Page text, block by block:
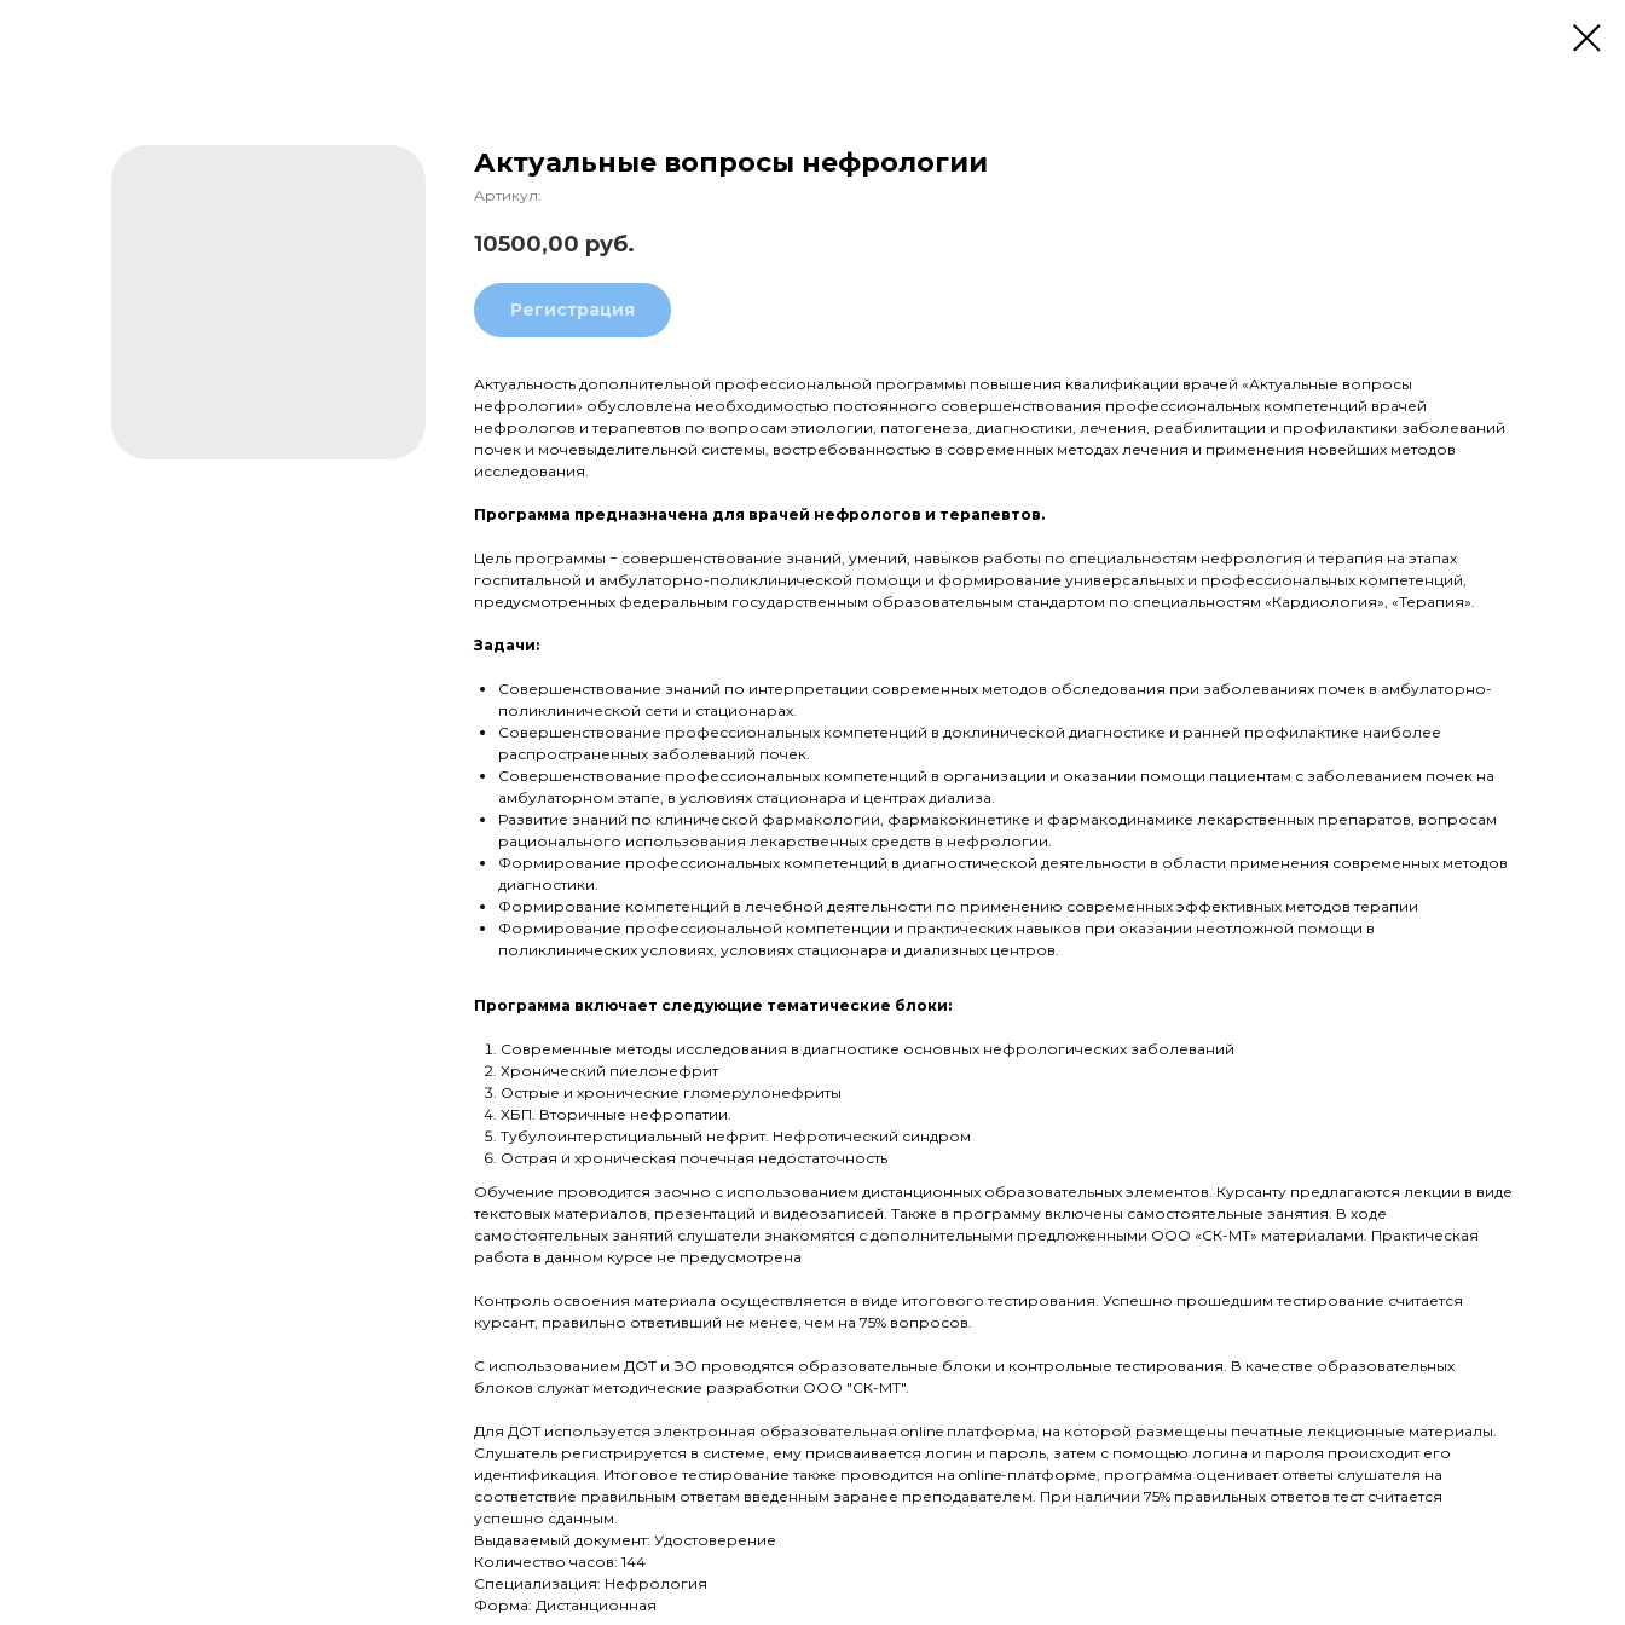
Актуальные вопросы нефрологии
Артикул:
10500,00 руб.
Регистрация
Актуальность дополнительной профессиональной программы повышения квалификации врачей «Актуальные вопросы
нефрологии» обусловлена необходимостью постоянного совершенствования профессиональных компетенций врачей
нефрологов и терапевтов по вопросам этиологии, патогенеза, диагностики, лечения, реабилитации и профилактики заболеваний
почек и мочевыделительной системы, востребованностью в современных методах лечения и применения новейших методов
исследования.
Программа предназначена для врачей нефрологов и терапевтов.
Цель программы − совершенствование знаний, умений, навыков работы по специальностям нефрология и терапия на этапах
госпитальной и амбулаторно-поликлинической помощи и формирование универсальных и профессиональных компетенций,
предусмотренных федеральным государственным образовательным стандартом по специальностям «Кардиология», «Терапия».
Задачи:
Совершенствование знаний по интерпретации современных методов обследования при заболеваниях почек в амбулаторно-
поликлинической сети и стационарах.
Совершенствование профессиональных компетенций в доклинической диагностике и ранней профилактике наиболее
распространенных заболеваний почек.
Совершенствование профессиональных компетенций в организации и оказании помощи пациентам с заболеванием почек на
амбулаторном этапе, в условиях стационара и центрах диализа.
Развитие знаний по клинической фармакологии, фармакокинетике и фармакодинамике лекарственных препаратов, вопросам
рационального использования лекарственных средств в нефрологии.
Формирование профессиональных компетенций в диагностической деятельности в области применения современных методов
диагностики.
Формирование компетенций в лечебной деятельности по применению современных эффективных методов терапии
Формирование профессиональной компетенции и практических навыков при оказании неотложной помощи в
поликлинических условиях, условиях стационара и диализных центров.
Программа включает следующие тематические блоки:
Современные методы исследования в диагностике основных нефрологических заболеваний
Хронический пиелонефрит
Острые и хронические гломерулонефриты
ХБП. Вторичные нефропатии.
Тубулоинтерстициальный нефрит. Нефротический синдром
Острая и хроническая почечная недостаточность
Обучение проводится заочно с использованием дистанционных образовательных элементов. Курсанту предлагаются лекции в виде
текстовых материалов, презентаций и видеозаписей. Также в программу включены самостоятельные занятия. В ходе
самостоятельных занятий слушатели знакомятся с дополнительными предложенными ООО «СК-МТ» материалами. Практическая
работа в данном курсе не предусмотрена
Контроль освоения материала осуществляется в виде итогового тестирования. Успешно прошедшим тестирование считается
курсант, правильно ответивший не менее, чем на 75% вопросов.
С использованием ДОТ и ЭО проводятся образовательные блоки и контрольные тестирования. В качестве образовательных
блоков служат методические разработки ООО "СК-МТ".
Для ДОТ используется электронная образовательная online платформа, на которой размещены печатные лекционные материалы.
Слушатель регистрируется в системе, ему присваивается логин и пароль, затем с помощью логина и пароля происходит его
идентификация. Итоговое тестирование также проводится на online-платформе, программа оценивает ответы слушателя на
соответствие правильным ответам введенным заранее преподавателем. При наличии 75% правильных ответов тест считается
успешно сданным.
Выдаваемый документ: Удостоверение
Количество часов: 144
Специализация: Нефрология
Форма: Дистанционная